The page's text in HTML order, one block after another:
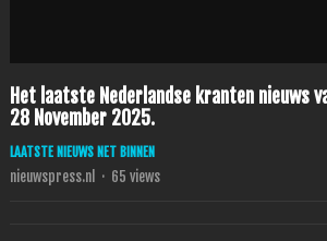
Het laatste Nederlandse kranten nieuws
28 November 2025.
LAATSTE NIEUWS NET BINNEN
nieuwspress.nl · 65 views